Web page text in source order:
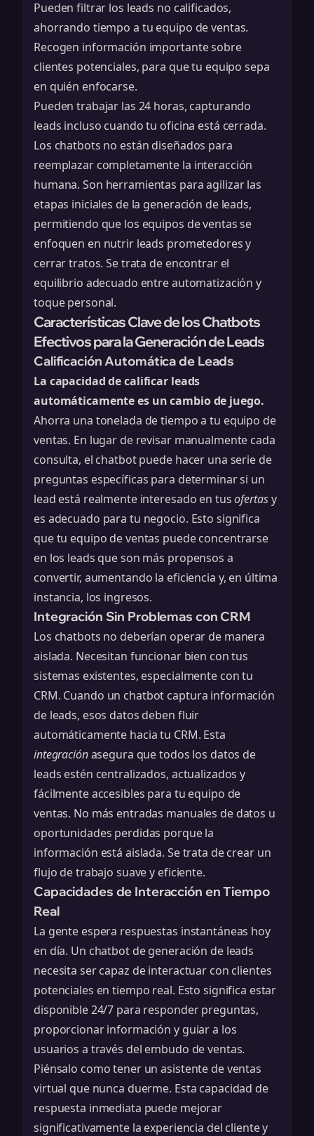
Pueden filtrar los leads no calificados,
ahorrando tiempo a tu equipo de ventas.
Recogen información importante sobre
clientes potenciales, para que tu equipo sepa
en quién enfocarse.
Pueden trabajar las 24 horas, capturando
leads incluso cuando tu oficina está cerrada.
Los chatbots no están diseñados para
reemplazar completamente la interacción
humana. Son herramientas para agilizar las
etapas iniciales de la generación de leads,
permitiendo que los equipos de ventas se
enfoquen en nutrir leads prometedores y
cerrar tratos. Se trata de encontrar el
equilibrio adecuado entre automatización y
toque personal.
Características Clave de los Chatbots
Efectivos para la Generación de Leads
Calificación Automática de Leads
La capacidad de calificar leads
automáticamente es un cambio de juego.
Ahorra una tonelada de tiempo a tu equipo de
ventas. En lugar de revisar manualmente cada
consulta, el chatbot puede hacer una serie de
preguntas específicas para determinar si un
lead está realmente interesado en tusofertasy
es adecuado para tu negocio. Esto significa
que tu equipo de ventas puede concentrarse
en los leads que son más propensos a
convertir, aumentando la eficiencia y, en última
instancia, los ingresos.
Integración Sin Problemas con CRM
Los chatbots no deberían operar de manera
aislada. Necesitan funcionar bien con tus
sistemas existentes, especialmente con tu
CRM. Cuando un chatbot captura información
de leads, esos datos deben fluir
automáticamente hacia tu CRM. Esta
integraciónasegura que todos los datos de
leads estén centralizados, actualizados y
fácilmente accesibles para tu equipo de
ventas. No más entradas manuales de datos u
oportunidades perdidas porque la
información está aislada. Se trata de crear un
flujo de trabajo suave y eficiente.
Capacidades de Interacción en Tiempo
Real
La gente espera respuestas instantáneas hoy
en día. Un chatbot de generación de leads
necesita ser capaz de interactuar con clientes
potenciales en tiempo real. Esto significa estar
disponible 24/7 para responder preguntas,
proporcionar información y guiar a los
usuarios a través del embudo de ventas.
Piénsalo como tener un asistente de ventas
virtual que nunca duerme. Esta capacidad de
respuesta inmediata puede mejorar
significativamente la experiencia del cliente y